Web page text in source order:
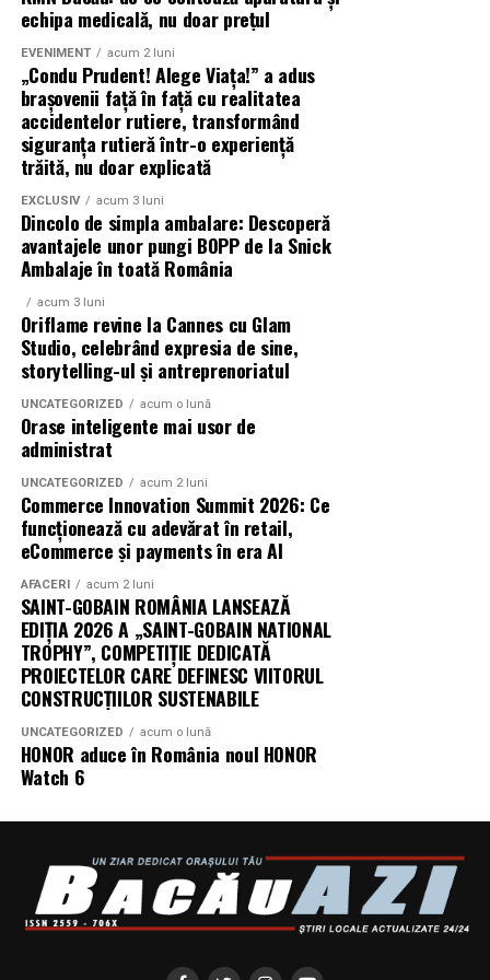
Shopping City Ploiești, pe 18 februarie,
alături de actorii Ioana State, Vlad și Oana Gherman,
Azaleea Necula și Gabriel Vatavu.
O comedie actuală și spumoasă, filmul
mea”este distribuit de T.R.I.B.E. Films.
TRAILER: https://bit.ly/InPieleaMea
Site oficial:inpieleamea.ro
film, declarații din partea actorilor și informații despre
concursuri sunt disponibile pe paginile social media ale
filmului deFacebook,Instagram,TikTok
Adrian Pădurețu semnează imaginea filmului. De sunet
s-a ocupat Bogdan Ivanovici, de scenografie Anca
„În Pielea Mea”este un film produs de: CB MOTION
PICTURES.
Producător asociat: MAGNETIC MEDIA PRODUCTIONS
Producător: Claudiu Boboc
Producător executiv: Adela Mara
Manager producție: Iulia Cezara Roșu
Casting: ELEPHANT MEDIA
Co-finanțatori:
C&C HOUSE RESIDENCE, S&I BEST
CORPORATION WEB DESIGN, CLIMA FREON
echipa medicală, nu doar prețul
EVENIMENT acum 2 luni
„Condu Prudent! Alege Viața!” a adus
brașovenii față în față cu realitatea
accidentelor rutiere, transformând
siguranța rutieră într-o experiență
trăită, nu doar explicată
EXCLUSIV acum 3 luni
Dincolo de simpla ambalare: Descoperă
avantajele unor pungi BOPP de la Snick
Ambalaje în toată România
acum 3 luni
Oriflame revine la Cannes cu Glam
Studio, celebrând expresia de sine,
storytelling-ul și antreprenoriatul
UNCATEGORIZED acum o lună
Orase inteligente mai usor de
administrat
UNCATEGORIZED acum 2 luni
Commerce Innovation Summit 2026: Ce
funcționează cu adevărat în retail,
eCommerce și payments în era AI
AFACERI acum 2 luni
SAINT-GOBAIN ROMÂNIA LANSEAZĂ
EDIȚIA 2026 A „SAINT-GOBAIN NATIONAL
TROPHY”, COMPETIȚIE DEDICATĂ
PROIECTELOR CARE DEFINESC VIITORUL
CONSTRUCȚIILOR SUSTENABILE
UNCATEGORIZED acum o lună
HONOR aduce în România noul HONOR
Watch 6